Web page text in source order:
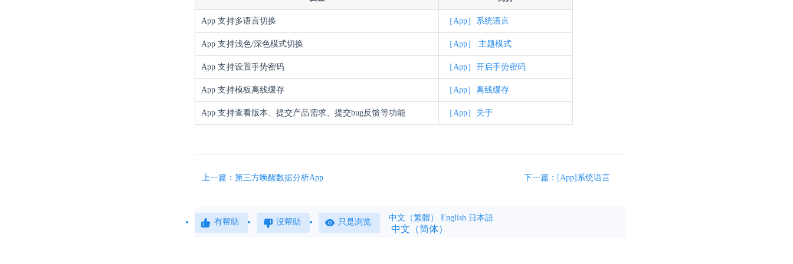
App 支持多语言切换 ［App］系统语言
App 支持浅色/深色模式切换 ［App］ 主题模式
App 支持设置手势密码 ［App］开启手势密码
App 支持模板离线缓存 ［App］离线缓存
App 支持查看版本、提交产品需求、提交bug反馈等功能 ［App］关于
上一篇：第三方唤醒数据分析App 下一篇：[App]系统语言
有帮助 没帮助 只是浏览 中文（繁體） English 日本語
中文（简体）